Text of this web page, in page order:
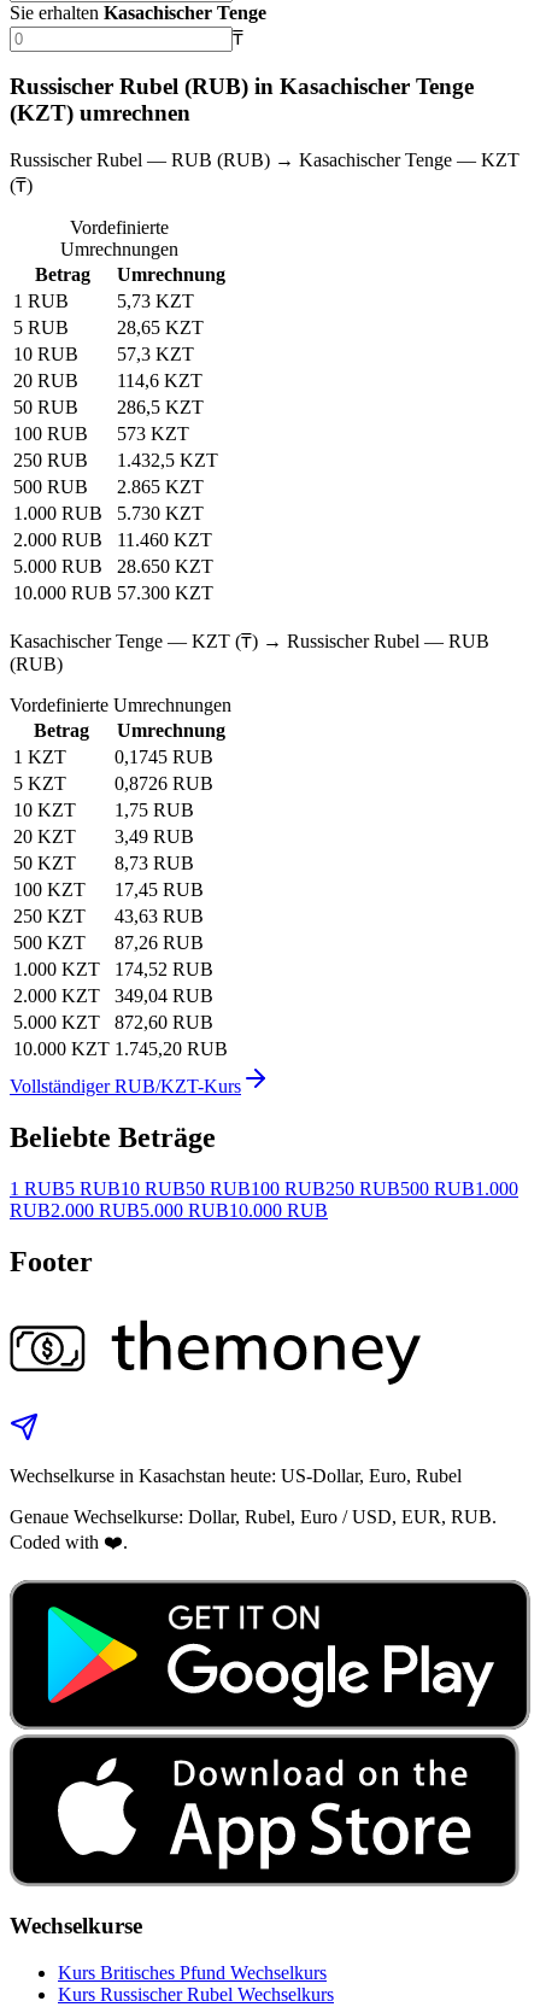
Sie erhalten Kasachischer Tenge
₸
Russischer Rubel (RUB) in Kasachischer Tenge
(KZT) umrechnen
Russischer Rubel — RUB (RUB) → Kasachischer Tenge — KZT
(₸)
Vordefinierte
Umrechnungen
Betrag
Umrechnung
1 RUB
5,73 KZT
5 RUB
28,65 KZT
10 RUB
57,3 KZT
20 RUB
114,6 KZT
50 RUB
286,5 KZT
100 RUB
573 KZT
250 RUB
1.432,5 KZT
500 RUB
2.865 KZT
1.000 RUB
5.730 KZT
2.000 RUB
11.460 KZT
5.000 RUB
28.650 KZT
10.000 RUB 57.300 KZT
Kasachischer Tenge — KZT (₸) → Russischer Rubel — RUB
(RUB)
Vordefinierte Umrechnungen
Betrag
Umrechnung
1 KZT
0,1745 RUB
5 KZT
0,8726 RUB
10 KZT
1,75 RUB
20 KZT
3,49 RUB
50 KZT
8,73 RUB
100 KZT
17,45 RUB
250 KZT
43,63 RUB
500 KZT
87,26 RUB
1.000 KZT
174,52 RUB
2.000 KZT
349,04 RUB
5.000 KZT
872,60 RUB
10.000 KZT 1.745,20 RUB
Vollständiger RUB/KZT-Kurs
Beliebte Beträge
1 RUB5 RUB10 RUB50 RUB100 RUB250 RUB500 RUB1.000
RUB2.000 RUB5.000 RUB10.000 RUB
Footer
Wechselkurse in Kasachstan heute: US‑Dollar, Euro, Rubel
Genaue Wechselkurse: Dollar, Rubel, Euro / USD, EUR, RUB.
Coded with ❤️.
Wechselkurse
Kurs Britisches Pfund Wechselkurs
Kurs Russischer Rubel Wechselkurs